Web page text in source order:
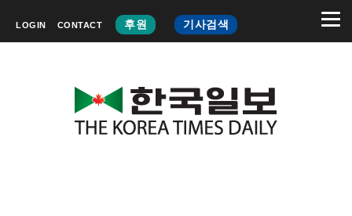
LOGIN CONTACT 후원 기사검색